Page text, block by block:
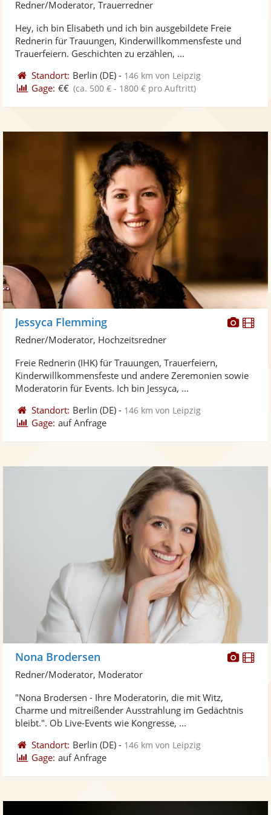
Redner/Moderator, Trauerredner
Hey, ich bin Elisabeth und ich bin ausgebildete Freie
Rednerin für Trauungen, Kinderwillkommensfeste und
Trauerfeiern. Geschichten zu erzählen, ...
Standort: Berlin (DE) - 146 km von Leipzig
Gage: €€ (ca. 500 € - 1800 € pro Auftritt)
Jessyca Flemming
Redner/Moderator, Hochzeitsredner
Freie Rednerin (IHK) für Trauungen, Trauerfeiern,
Kinderwillkommensfeste und andere Zeremonien sowie
Moderatorin für Events. Ich bin Jessyca, ...
Standort: Berlin (DE) - 146 km von Leipzig
Gage: auf Anfrage
Nona Brodersen
Redner/Moderator, Moderator
"Nona Brodersen - Ihre Moderatorin, die mit Witz,
Charme und mitreißender Ausstrahlung im Gedächtnis
bleibt.". Ob Live-Events wie Kongresse, ...
Standort: Berlin (DE) - 146 km von Leipzig
Gage: auf Anfrage